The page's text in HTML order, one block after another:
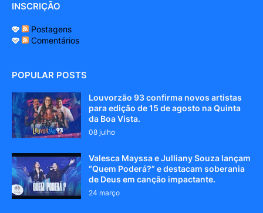
INSCRIÇÃO
Postagens
Comentários
POPULAR POSTS
Louvorzão 93 confirma novos artistas
para edição de 15 de agosto na Quinta
da Boa Vista.
08 julho
Valesca Mayssa e Julliany Souza lançam
“Quem Poderá?” e destacam soberania
de Deus em canção impactante.
24 março